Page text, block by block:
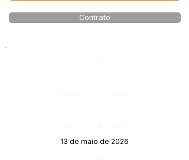
Contrato
13 de maio de 2026